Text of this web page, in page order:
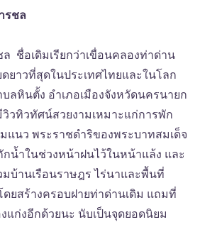
รชล
ชื่อเดิมเรียกว่าเขื่อนคลองท่าด่าน
ยาวที่สุดในประเทศไทยและในโลก
ลหินตั้ง อำเภอเมืองจังหวัดนครนายก
วทิวทัศน์สวยงามเหมาะแก่การพัก
แนว พระราชดำริของพระบาทสมเด็จ
กน้ำในช่วงหน้าฝนไว้ในหน้าแล้ง และ
บ้านเรือนราษฎร ไร่นาและพื้นที่
ยสร้างครอบฝายท่าด่านเดิม แถมที่
แก่งอีกด้วยนะ นับเป็นจุดยอดนิยม